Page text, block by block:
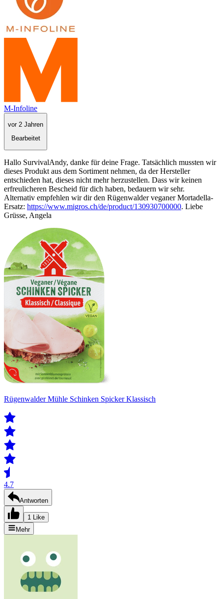
M-Infoline
vor 2 Jahren
Bearbeitet
Hallo SurvivalAndy, danke für deine Frage. Tatsächlich mussten wir
dieses Produkt aus dem Sortiment nehmen, da der Hersteller
entschieden hat, dieses nicht mehr herzustellen. Dass wir keinen
erfreulicheren Bescheid für dich haben, bedauern wir sehr.
Alternativ empfehlen wir dir den Rügenwalder veganer Mortadella-
Ersatz: https://www.migros.ch/de/product/130930700000. Liebe
Grüsse, Angela
Rügenwalder Mühle Schinken Spicker Klassisch
4.7
Antworten
1 Like
Mehr